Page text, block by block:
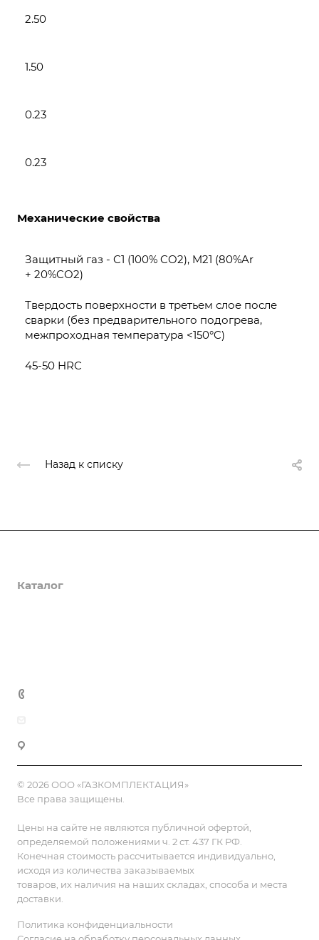
2.50
1.50
0.23
0.23
Механические свойства
Защитный газ - C1 (100% CO2), M21 (80%Ar
+ 20%CO2)
Твердость поверхности в третьем слое после
сварки (без предварительного подогрева,
межпроходная температура <150°C)
45-50 HRC
Назад к списку
Каталог
© 2026 ООО «ГАЗКОМПЛЕКТАЦИЯ»
Все права защищены.
Цены на сайте не являются публичной офертой,
определяемой положениями ч. 2 ст. 437 ГК РФ.
Конечная стоимость рассчитывается индивидуально,
исходя из количества заказываемых
товаров, их наличия на наших складах, способа и места
доставки.
Политика конфиденциальности